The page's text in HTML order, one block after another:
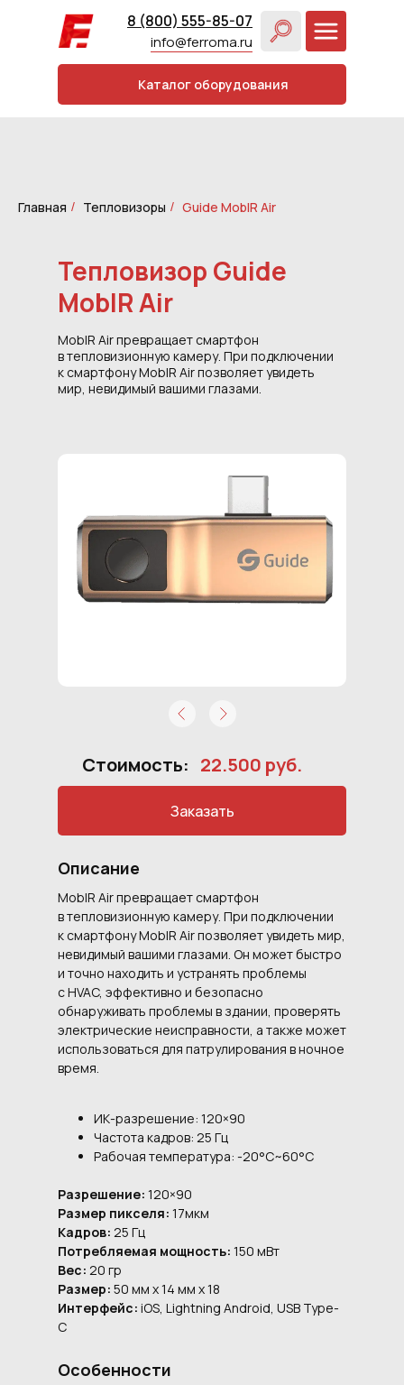
8 (800) 555-85-07
info@ferroma.ru
Каталог оборудования
Главная / Тепловизоры / Guide MobIR Air
Тепловизор Guide
MobIR Air
MobIR Air превращает смартфон
в тепловизионную камеру. При подключении
к смартфону MobIR Air позволяет увидеть
мир, невидимый вашими глазами.
MobIR Air превращает смартфон
в тепловизионную камеру. При подключении
к смартфону MobIR Air позволяет увидеть мир,
невидимый вашими глазами. Он может быстро
и точно находить и устранять проблемы
с HVAC, эффективно и безопасно
обнаруживать проблемы в здании, проверять
электрические неисправности, а также может
использоваться для патрулирования в ночное
время.
ИК-разрешение: 120×90
Частота кадров: 25 Гц
Рабочая температура: -20°C~60°C
Разрешение: 120×90
Размер пикселя: 17мкм
Кадров: 25 Гц
Потребляемая мощность: 150 мВт
Вес: 20 гр
Размер: 50 мм x 14 мм x 18
Интерфейс: iOS, Lightning Android, USB Type-
C
Особенности
Стоимость: 22.500 руб.
Заказать
Описание